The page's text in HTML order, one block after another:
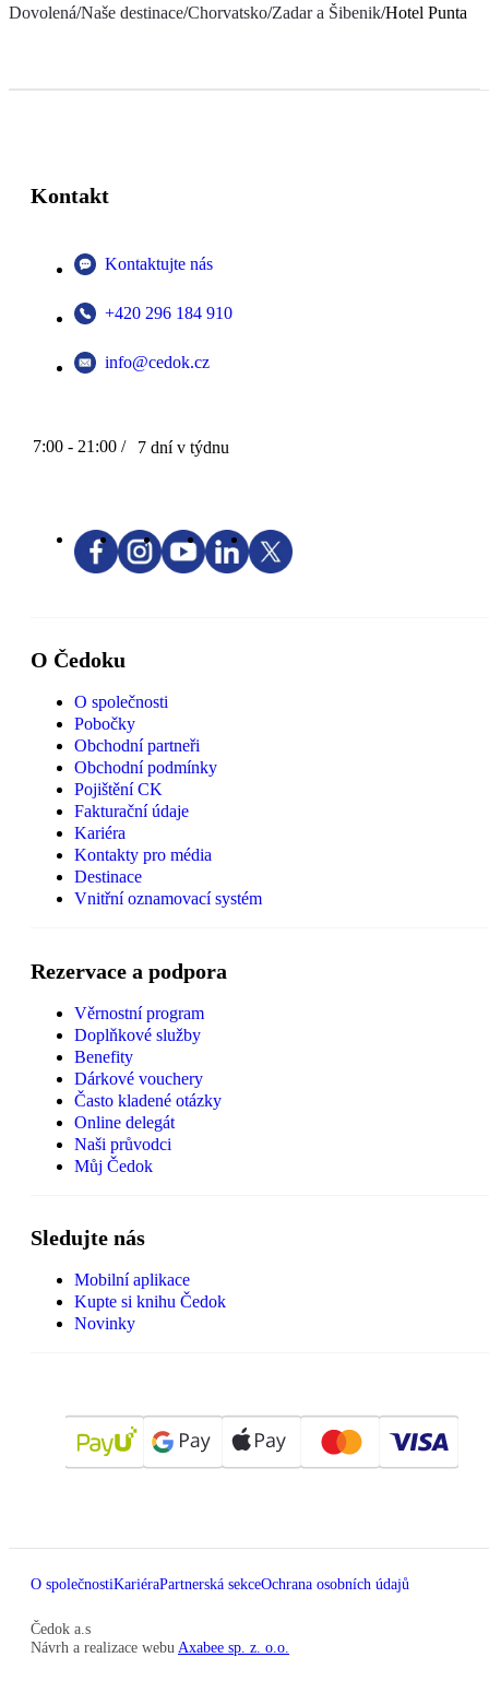
Dovolená/Naše destinace/Chorvatsko/Zadar a Šibenik/Hotel Punta
Kontakt
Kontaktujte nás
+420 296 184 910
info@cedok.cz
7:00 - 21:00 / 7 dní v týdnu
O Čedoku
O společnosti
Pobočky
Obchodní partneři
Obchodní podmínky
Pojištění CK
Fakturační údaje
Kariéra
Kontakty pro média
Destinace
Vnitřní oznamovací systém
Rezervace a podpora
Věrnostní program
Doplňkové služby
Benefity
Dárkové vouchery
Často kladené otázky
Online delegát
Naši průvodci
Můj Čedok
Sledujte nás
Mobilní aplikace
Kupte si knihu Čedok
Novinky
O společnostiKariéraPartnerská sekceOchrana osobních údajů
Čedok a.s
Návrh a realizace webu Axabee sp. z. o.o.